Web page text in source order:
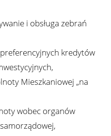
i obsługa zebrań
kredytów
Mieszkaniowej „na
wobec organów